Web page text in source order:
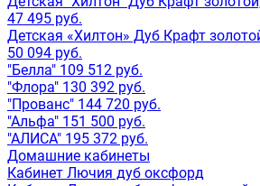
47 495 руб.
Детская «Хилтон» Дуб Крафт
50 094 руб.
"Белла" 109 512 руб.
"Флора" 130 392 руб.
"Прованс" 144 720 руб.
"Альфа" 151 500 руб.
"АЛИСА" 195 372 руб.
Домашние кабинеты
Кабинет Лючия дуб оксфорд